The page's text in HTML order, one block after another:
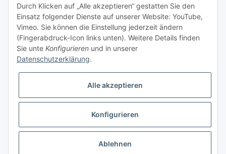
Bitte senden Sie mir entsprechend Ihrer
Datenschutzerklärungregelmäßig und jederzeit widerruflich
Informationen zu Ihrem Produktsortiment per E-Mail zu.
Gesetzliche Informationen
* Alle Preise zzgl. gesetzlicher USt., zzgl.Versand
Durch Klicken auf „Alle akzeptieren“ gestatten Sie den
Einsatz folgender Dienste auf unserer Website: YouTube,
Vimeo. Sie können die Einstellung jederzeit ändern
(Fingerabdruck-Icon links unten). Weitere Details finden
Sie unte Konfigurieren und in unserer
Datenschutzerklärung.
Alle akzeptieren
Konfigurieren
Ablehnen